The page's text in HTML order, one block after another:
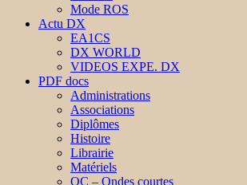
Mode ROS
Actu DX
EA1CS
DX WORLD
VIDEOS EXPE. DX
PDF docs
Administrations
Associations
Diplômes
Histoire
Librairie
Matériels
OC – Ondes courtes